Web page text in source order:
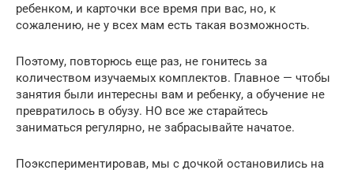
ребенком, и карточки все время при вас, но, к
сожалению, не у всех мам есть такая возможность.
Поэтому, повторюсь еще раз, не гонитесь за
количеством изучаемых комплектов. Главное — чтобы
занятия были интересны вам и ребенку, а обучение не
превратилось в обузу. НО все же старайтесь
заниматься регулярно, не забрасывайте начатое.
Поэкспериментировав, мы с дочкой остановились на